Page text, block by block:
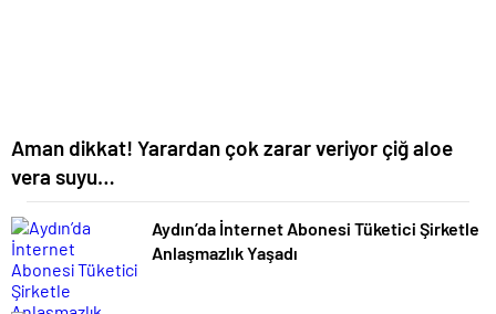
Aman dikkat! Yarardan çok zarar veriyor çiğ aloe
vera suyu…
Aydın’da İnternet Abonesi Tüketici Şirketle
Anlaşmazlık Yaşadı